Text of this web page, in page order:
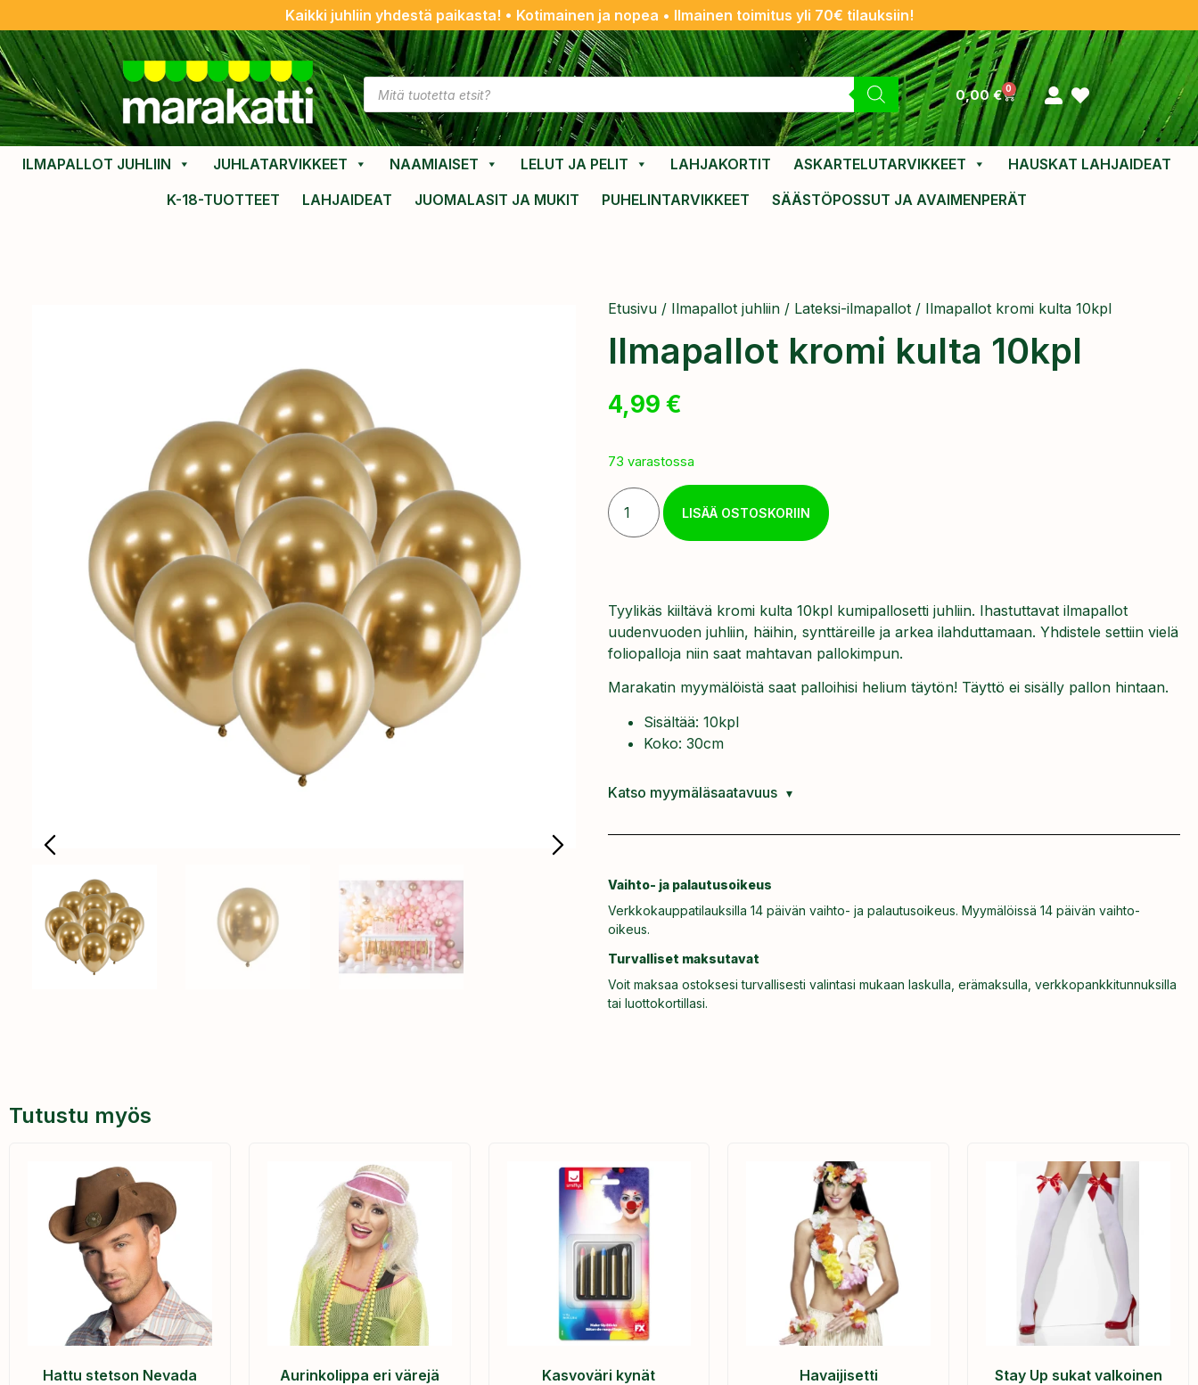
Kaikki juhliin yhdestä paikasta! • Kotimainen ja nopea • Ilmainen toimitus yli 70€ tilauksiin!
0,00€ 0
ILMAPALLOT JUHLIIN JUHLATARVIKKEET NAAMIAISET LELUT JA PELIT LAHJAKORTIT ASKARTELUTARVIKKEET
HAUSKAT LAHJAIDEAT
K-18-TUOTTEET
LAHJAIDEAT JUOMALASIT JA MUKIT PUHELINTARVIKKEET SÄÄSTÖPOSSUT JA AVAIMENPERÄT
Etusivu / Ilmapallot juhliin / Lateksi-ilmapallot / Ilmapallot kromi kulta 10kpl
Ilmapallot kromi kulta 10kpl
4,99 €
73 varastossa
LISÄÄ OSTOSKORIIN
Tyylikäs kiiltävä kromi kulta 10kpl kumipallosetti juhliin. Ihastuttavat ilmapallot
uudenvuoden juhliin, häihin, synttäreille ja arkea ilahduttamaan. Yhdistele settiin vielä
foliopalloja niin saat mahtavan pallokimpun.
Marakatin myymälöistä saat palloihisi helium täytön! Täyttö ei sisälly pallon hintaan.
Sisältää: 10kpl
Koko: 30cm
Katso myymäläsaatavuus
Vaihto- ja palautusoikeus
Verkkokauppatilauksilla 14 päivän vaihto- ja palautusoikeus. Myymälöissä 14 päivän vaihto-
oikeus.
Turvalliset maksutavat
Voit maksaa ostoksesi turvallisesti valintasi mukaan laskulla, erämaksulla, verkkopankkitunnuksilla
tai luottokortillasi.
Tutustu myös
Hattu stetson Nevada Aurinkolippa eri värejä Kasvoväri kynät Havaijisetti
Stay Up sukat valkoinen